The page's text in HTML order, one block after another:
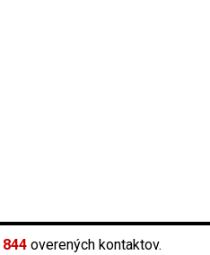
844overených kontaktov.